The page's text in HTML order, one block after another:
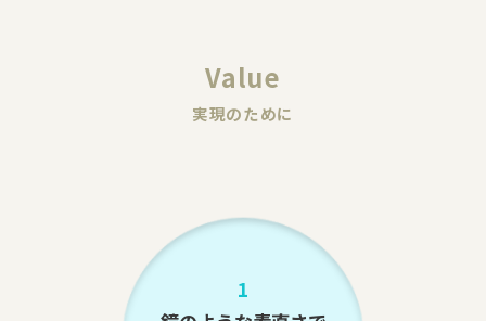
Value
実現のために
1